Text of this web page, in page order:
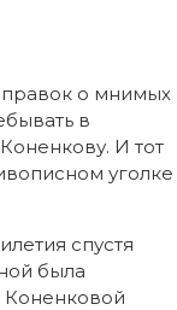
о мнимых
в
И тот
уголке
спустя
была
Коненковой